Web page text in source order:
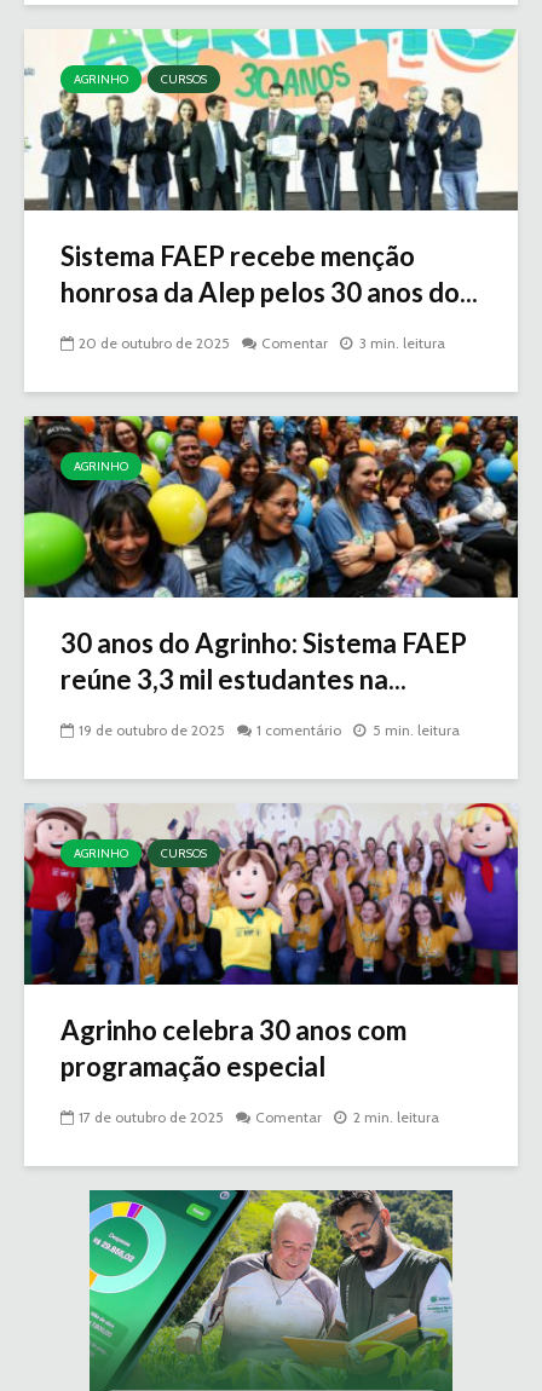
AGRINHO CURSOS
Sistema FAEP recebe menção
honrosa da Alep pelos 30 anos do...
20 de outubro de 2025 Comentar 3 min. leitura
AGRINHO
30 anos do Agrinho: Sistema FAEP
reúne 3,3 mil estudantes na...
19 de outubro de 2025 1 comentário 5 min. leitura
AGRINHO CURSOS
Agrinho celebra 30 anos com
programação especial
17 de outubro de 2025 Comentar 2 min. leitura